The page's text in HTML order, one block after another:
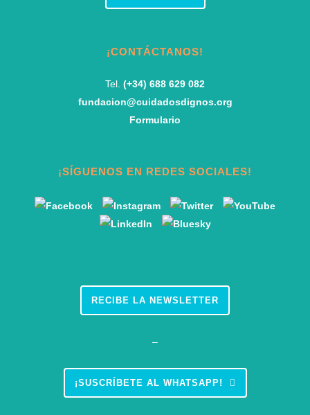
¡CONTÁCTANOS!
Tel. (+34) 688 629 082
fundacion@cuidadosdignos.org
Formulario
¡SÍGUENOS EN REDES SOCIALES!
RECIBE LA NEWSLETTER
–
¡SUSCRÍBETE AL WHATSAPP!